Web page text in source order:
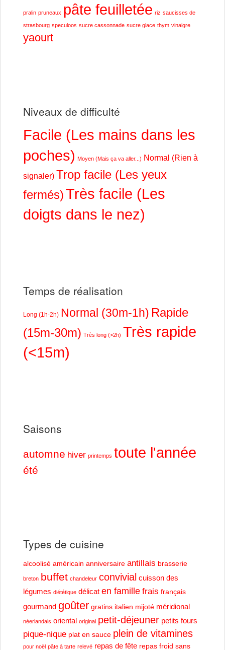
pralin pruneaux pâte feuilletée riz saucisses de
strasbourg speculoos sucre cassonnade sucre glace thym vinaigre
yaourt
Niveaux de difficulté
Facile (Les mains dans les
poches) Moyen (Mais ça va aller...) Normal (Rien à
signaler) Trop facile (Les yeux
fermés)Très facile (Les
doigts dans le nez)
Temps de réalisation
Long (1h-2h) Normal (30m-1h) Rapide
(15m-30m) Très long (>2h) Très rapide
(<15m)
Saisons
automne hiver printemps toute l'année
été
Types de cuisine
alcoolisé américain anniversaire antillais brasserie
breton buffet chandeleur convivial cuisson des
légumes diététique délicat en famille frais français
gourmand goûter gratins italien mijoté méridional
néerlandais oriental original petit-déjeuner petits fours
pique-nique plat en sauce plein de vitamines
pour noël pâte à tarte relevé repas de fête repas froid sans